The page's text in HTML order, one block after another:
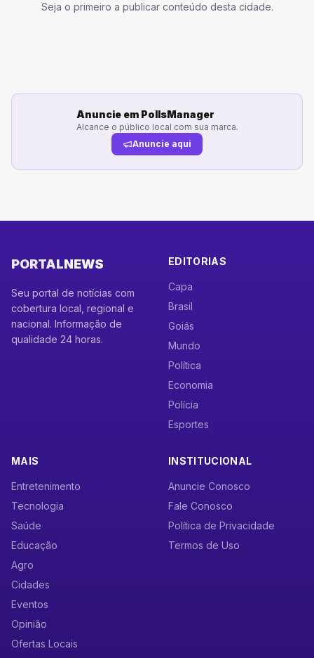
Seja o primeiro a publicar conteúdo desta cidade.
Anuncie em PollsManager
Alcance o público local com sua marca.
Anuncie aqui
PORTALNEWS
Seu portal de notícias com
cobertura local, regional e
nacional. Informação de
qualidade 24 horas.
EDITORIAS
Capa
Brasil
Goiás
Mundo
Política
Economia
Polícia
Esportes
MAIS
Entretenimento
Tecnologia
Saúde
Educação
Agro
Cidades
Eventos
Opinião
Ofertas Locais
INSTITUCIONAL
Anuncie Conosco
Fale Conosco
Política de Privacidade
Termos de Uso